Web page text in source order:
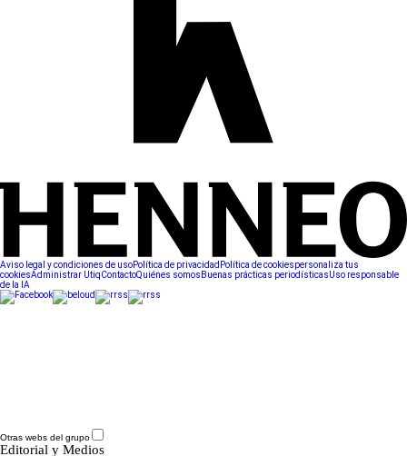
Aviso legal y condiciones de usoPolítica de privacidad Política de cookiespersonaliza tus
cookiesAdministrar UtiqContactoQuiénes somos Buenas prácticas periodísticasUso responsable
de la IA
Otras webs del grupo
Editorial y Medios